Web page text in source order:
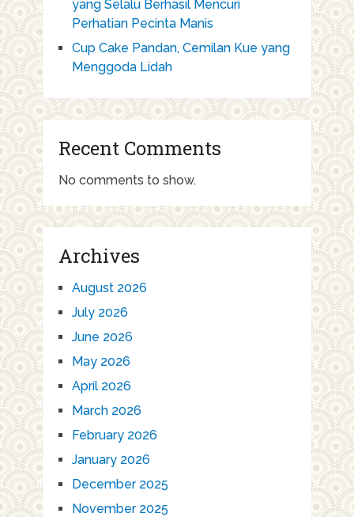
yang Selalu Berhasil Mencuri
Perhatian Pecinta Manis
Cup Cake Pandan, Cemilan Kue yang
Menggoda Lidah
Recent Comments
No comments to show.
Archives
August 2026
July 2026
June 2026
May 2026
April 2026
March 2026
February 2026
January 2026
December 2025
November 2025